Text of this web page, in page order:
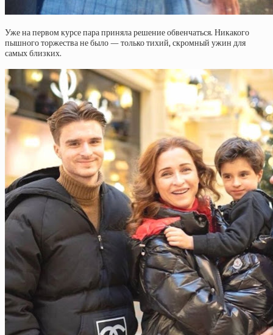
Уже на первом курсе пара приняла решение обвенчаться. Никакого
пышного торжества не было — только тихий, скромный ужин для
самых близких.